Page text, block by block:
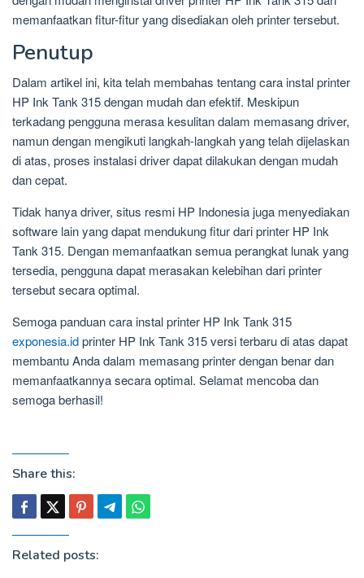
memanfaatkan fitur-fitur yang disediakan oleh printer tersebut.
Penutup
Dalam artikel ini, kita telah membahas tentang cara instal printer
HP Ink Tank 315 dengan mudah dan efektif. Meskipun
terkadang pengguna merasa kesulitan dalam memasang driver,
namun dengan mengikuti langkah-langkah yang telah dijelaskan
di atas, proses instalasi driver dapat dilakukan dengan mudah
dan cepat.
Tidak hanya driver, situs resmi HP Indonesia juga menyediakan
software lain yang dapat mendukung fitur dari printer HP Ink
Tank 315. Dengan memanfaatkan semua perangkat lunak yang
tersedia, pengguna dapat merasakan kelebihan dari printer
tersebut secara optimal.
Semoga panduan cara instal printer HP Ink Tank 315
exponesia.idprinter HP Ink Tank 315 versi terbaru di atas dapat
membantu Anda dalam memasang printer dengan benar dan
memanfaatkannya secara optimal. Selamat mencoba dan
semoga berhasil!
Share this:
Related posts: